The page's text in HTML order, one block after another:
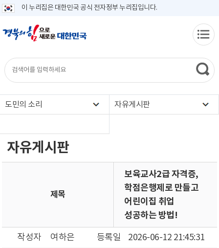
이 누리집은 대한민국 공식 전자정부 누리집입니다.
도민의 소리 자유게시판
자유게시판
제목
보육교사2급 자격증,
학점은행제로 만들고
어린이집 취업
성공하는 방법!
등록일 2026-06-12 21:45:31
작성자 여하은